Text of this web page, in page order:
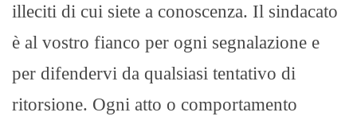
illeciti di cui siete a conoscenza. Il sindacato
è al vostro fianco per ogni segnalazione e
per difendervi da qualsiasi tentativo di
ritorsione. Ogni atto o comportamento